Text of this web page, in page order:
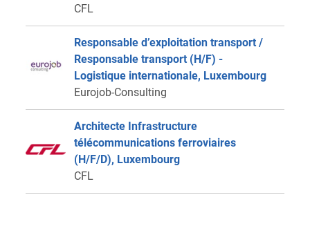
CFL
Responsable d’exploitation transport /
Responsable transport (H/F) -
Logistique internationale, Luxembourg
Eurojob-Consulting
Architecte Infrastructure
télécommunications ferroviaires
(H/F/D), Luxembourg
CFL